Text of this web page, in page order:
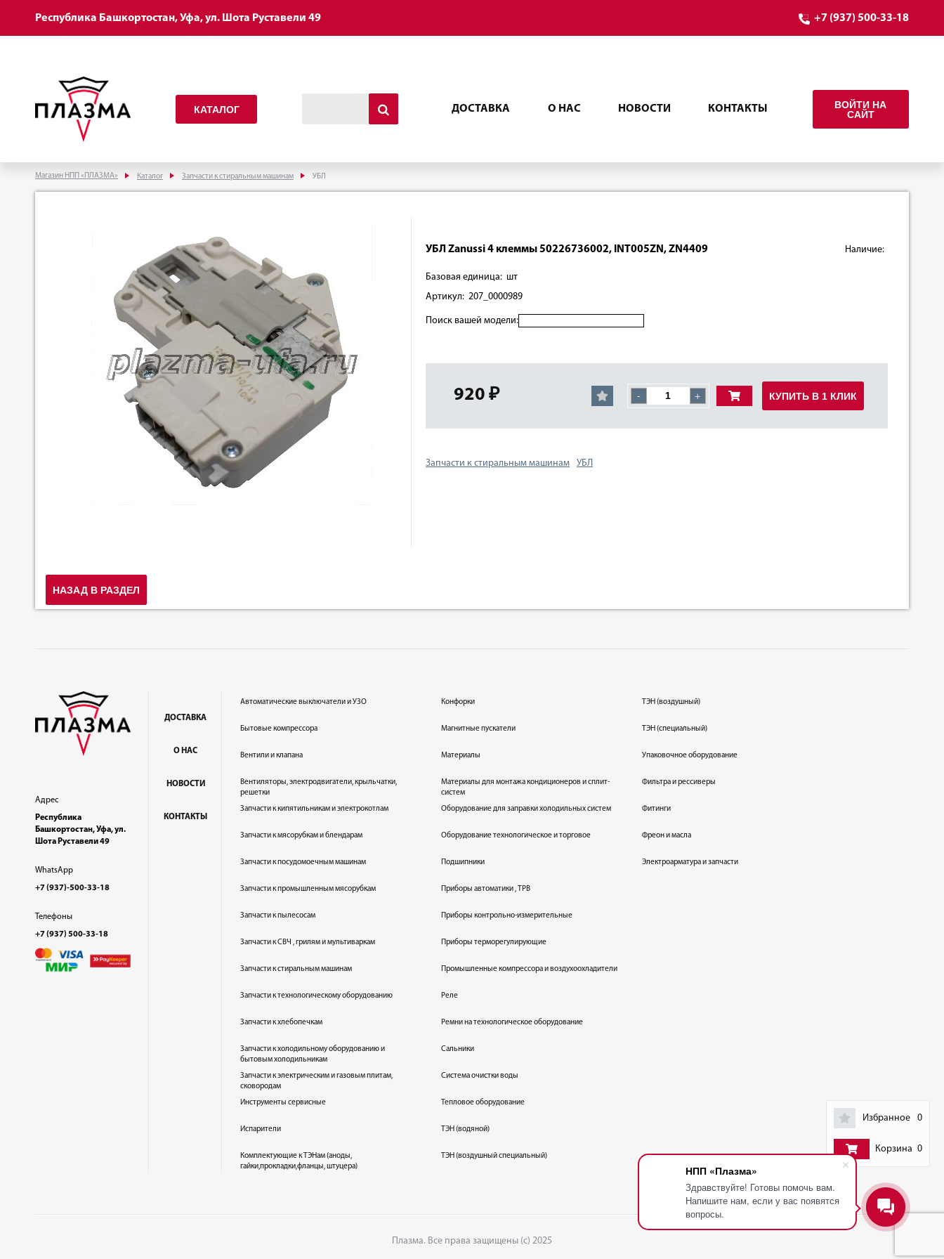
НПП «Плазма»
Здравствуйте! Готовы помочь вам.
Напишите нам, если у вас появятся
вопросы.
Избранное 0
Корзина 0
Республика Башкортостан, Уфа, ул. Шота Руставели 49 +7 (937) 500-33-18
КАТАЛОГ ДОСТАВКА О НАС НОВОСТИ КОНТАКТЫ
ВОЙТИ НА
САЙТ
Магазин НПП «ПЛАЗМА» Каталог Запчасти к стиральным машинам УБЛ
УБЛ Zanussi 4 клеммы 50226736002, INT005ZN, ZN4409 Наличие:
Базовая единица: шт
Артикул: 207_0000989
Поиск вашей модели:
920 ₽ - + КУПИТЬ В 1 КЛИК
Запчасти к стиральным машинам УБЛ
НАЗАД В РАЗДЕЛ
Адрес
Республика
Башкортостан, Уфа, ул.
Шота Руставели 49
WhatsApp
+7 (937)-500-33-18
Телефоны
+7 (937) 500-33-18
ДОСТАВКА
О НАС
НОВОСТИ
КОНТАКТЫ
Автоматические выключатели и УЗО
Бытовые компрессора
Вентили и клапана
Вентиляторы, электродвигатели, крыльчатки,
решетки
Запчасти к кипятильникам и электрокотлам
Запчасти к мясорубкам и блендарам
Запчасти к посудомоечным машинам
Запчасти к промышленным мясорубкам
Запчасти к пылесосам
Запчасти к СВЧ , грилям и мультиваркам
Запчасти к стиральным машинам
Запчасти к технологическому оборудованию
Запчасти к хлебопечкам
Запчасти к холодильному оборудованию и
бытовым холодильникам
Запчасти к электрическим и газовым плитам,
сковородам
Инструменты сервисные
Испарители
Комплектующие к ТЭНам (аноды,
гайки,прокладки,фланцы, штуцера)
Конфорки
Магнитные пускатели
Материалы
Материалы для монтажа кондиционеров и сплит-
систем
Оборудование для заправки холодильных систем
Оборудование технологическое и торговое
Подшипники
Приборы автоматики , ТРВ
Приборы контрольно-измерительные
Приборы терморегулирующие
Промышленные компрессора и воздухоохладители
Реле
Ремни на технологическое оборудование
Сальники
Система очистки воды
Тепловое оборудование
ТЭН (водяной)
ТЭН (воздушный специальный)
ТЭН (воздушный)
ТЭН (специальный)
Упаковочное оборудование
Фильтра и рессиверы
Фитинги
Фреон и масла
Электроарматура и запчасти
Плазма. Все права защищены (с) 2025